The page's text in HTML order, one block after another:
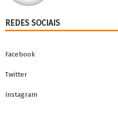
REDES SOCIAIS
Facebook
Twitter
Instagram